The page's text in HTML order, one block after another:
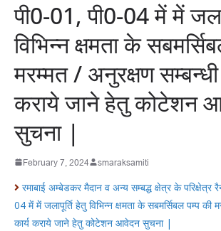
पी0-01, पी0-04 में में
विभिन्न क्षमता के
मरम्मत / अनुरक्षण सम्बन्धी
कराये जाने हेतु कोटेशन
सुचना |
February 7, 2024 smaraksamiti
रमाबाई अम्बेडकर मैदान व अन्य सम्बद्ध क्षेत्र के परिक्षेत्र
04 में में जलापूर्ति हेतु विभिन्न क्षमता के सबमर्सिबल पम्प की
कार्य कराये जाने हेतु कोटेशन आवेदन सुचना |